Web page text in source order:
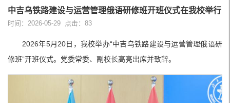
中吉乌铁路建设与运营管理俄语研修班开班仪式在我校举行
时间：2026-05-29 点击： 83
2026年5月20日，我校举办“中吉乌铁路建设与运营管理俄语研
修班”开班仪式。党委常委、副校长高亮出席并致辞。